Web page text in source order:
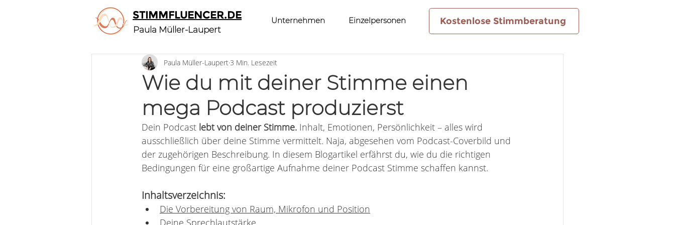
STIMMFLUENCER.DE
Paula Müller-Laupert
Unternehmen Einzelpersonen Kostenlose Stimmberatung
Wie du mit deiner Stimme einen
mega Podcast produzierst
Paula Müller-Laupert 3 Min. Lesezeit
Dein Podcast lebt von deiner Stimme. Inhalt, Emotionen, Persönlichkeit – alles wird
ausschließlich über deine Stimme vermittelt. Naja, abgesehen vom Podcast-Coverbild und
der zugehörigen Beschreibung. In diesem Blogartikel erfährst du, wie du die richtigen
Bedingungen für eine großartige Aufnahme deiner Podcast Stimme schaffen kannst.
Inhaltsverzeichnis:
Die Vorbereitung von Raum, Mikrofon und Position
Deine Sprechlautstärke